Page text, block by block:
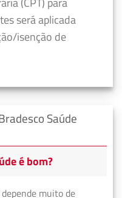
será aplicada
isenção de
Saúde
é bom?
muito de